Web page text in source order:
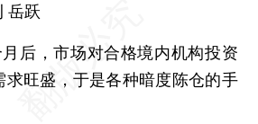
岳跃
后，市场对合格境内机构投资
求旺盛，于是各种暗度陈仓的手